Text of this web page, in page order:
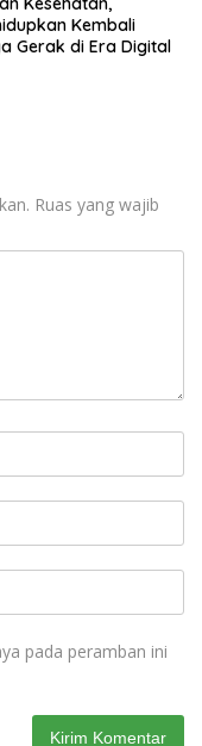
Kembali
Gerak di Era Digital
Ruas yang wajib
pada peramban ini